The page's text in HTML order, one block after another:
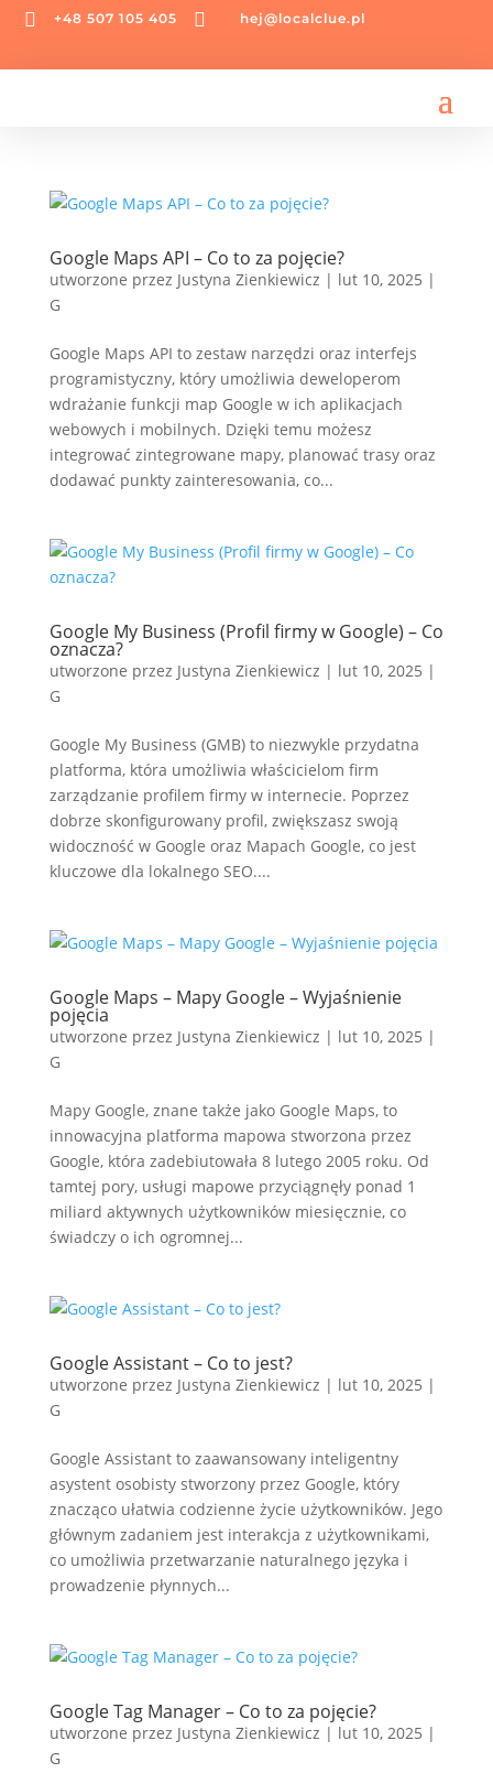
 +48 507 105 405  hej@localclue.pl
Google Maps API – Co to za pojęcie?
utworzone przez Justyna Zienkiewicz | lut 10, 2025 |
G
Google Maps API to zestaw narzędzi oraz interfejs
programistyczny, który umożliwia deweloperom
wdrażanie funkcji map Google w ich aplikacjach
webowych i mobilnych. Dzięki temu możesz
integrować zintegrowane mapy, planować trasy oraz
dodawać punkty zainteresowania, co...
Google My Business (Profil firmy w Google) – Co
oznacza?
utworzone przez Justyna Zienkiewicz | lut 10, 2025 |
G
Google My Business (GMB) to niezwykle przydatna
platforma, która umożliwia właścicielom firm
zarządzanie profilem firmy w internecie. Poprzez
dobrze skonfigurowany profil, zwiększasz swoją
widoczność w Google oraz Mapach Google, co jest
kluczowe dla lokalnego SEO....
Google Maps – Mapy Google – Wyjaśnienie
pojęcia
utworzone przez Justyna Zienkiewicz | lut 10, 2025 |
G
Mapy Google, znane także jako Google Maps, to
innowacyjna platforma mapowa stworzona przez
Google, która zadebiutowała 8 lutego 2005 roku. Od
tamtej pory, usługi mapowe przyciągnęły ponad 1
miliard aktywnych użytkowników miesięcznie, co
świadczy o ich ogromnej...
Google Assistant – Co to jest?
utworzone przez Justyna Zienkiewicz | lut 10, 2025 |
G
Google Assistant to zaawansowany inteligentny
asystent osobisty stworzony przez Google, który
znacząco ułatwia codzienne życie użytkowników. Jego
głównym zadaniem jest interakcja z użytkownikami,
co umożliwia przetwarzanie naturalnego języka i
prowadzenie płynnych...
Google Tag Manager – Co to za pojęcie?
utworzone przez Justyna Zienkiewicz | lut 10, 2025 |
G